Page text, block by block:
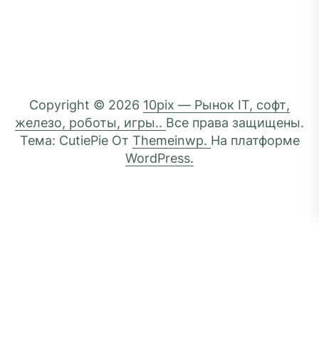
Copyright © 2026 10pix — Рынок IT, софт,
железо, роботы, игры.. Все права защищены.
Тема: CutiePie От Themeinwp. На платформе
WordPress.